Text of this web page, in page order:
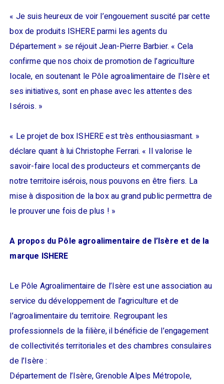
« Je suis heureux de voir l’engouement suscité par cette
box de produits ISHERE parmi les agents du
Département » se réjouit Jean-Pierre Barbier. « Cela
confirme que nos choix de promotion de l’agriculture
locale, en soutenant le Pôle agroalimentaire de l’Isère et
ses initiatives, sont en phase avec les attentes des
Isérois. »
« Le projet de box ISHERE est très enthousiasmant. »
déclare quant à lui Christophe Ferrari. « Il valorise le
savoir-faire local des producteurs et commerçants de
notre territoire isérois, nous pouvons en être fiers. La
mise à disposition de la box au grand public permettra de
le prouver une fois de plus ! »
A propos du Pôle agroalimentaire de l’Isère et de la
marque ISHERE
Le Pôle Agroalimentaire de l’Isère est une association au
service du développement de l’agriculture et de
l’agroalimentaire du territoire. Regroupant les
professionnels de la filière, il bénéficie de l’engagement
de collectivités territoriales et des chambres consulaires
de l’Isère :
Département de l’Isère, Grenoble Alpes Métropole,